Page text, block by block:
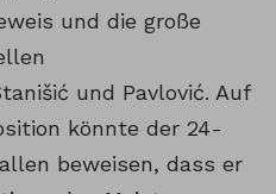
und die große
und Pavlović. Auf
könnte der 24-
beweisen, dass er